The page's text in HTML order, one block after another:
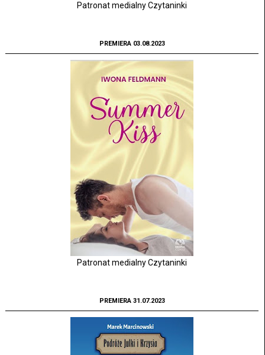
Patronat medialny Czytaninki
PREMIERA 03.08.2023
Patronat medialny Czytaninki
PREMIERA 31.07.2023